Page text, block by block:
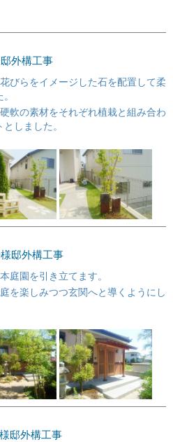
外構工事
びらをイメージした石を配置して柔
軟の素材をそれぞれ植栽と組み合わ
しました。
邸外構工事
庭園を引き立てます。
を楽しみつつ玄関へと導くようにし
邸外構工事